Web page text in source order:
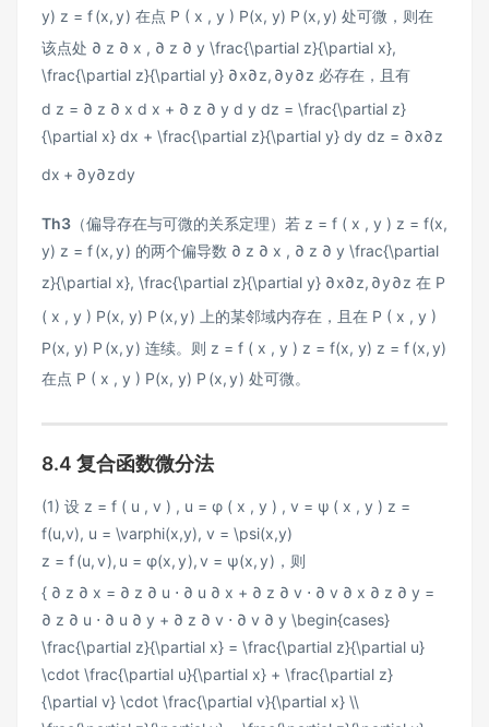
y) z = f(x,y) 在点 P ( x , y ) P(x, y) P (x,y) 处可微，则在
该点处 ∂ z ∂ x , ∂ z ∂ y \frac{\partial z}{\partial x},
\frac{\partial z}{\partial y} ∂x∂z, ∂y∂z 必存在，且有
d z = ∂ z ∂ x d x + ∂ z ∂ y d y dz = \frac{\partial z}
{\partial x} dx + \frac{\partial z}{\partial y} dy dz = ∂x∂z
dx + ∂y∂zdy
Th3 （偏导存在与可微的关系定理）若 z = f ( x , y ) z = f(x,
y) z = f(x,y) 的两个偏导数 ∂ z ∂ x , ∂ z ∂ y \frac{\partial
z}{\partial x}, \frac{\partial z}{\partial y} ∂x∂z, ∂y∂z 在 P
( x , y ) P(x, y) P (x,y) 上的某邻域内存在，且在 P ( x , y )
P(x, y) P (x,y) 连续。则 z = f ( x , y ) z = f(x, y) z = f(x,y)
在点 P ( x , y ) P(x, y) P (x,y) 处可微。
8.4 复合函数微分法
(1) 设 z = f ( u , v ) , u = φ ( x , y ) , v = ψ ( x , y ) z =
f(u,v), u = \varphi(x,y), v = \psi(x,y)
z = f(u,v), u = φ(x,y),v = ψ(x,y) ，则
{ ∂ z ∂ x = ∂ z ∂ u ⋅ ∂ u ∂ x + ∂ z ∂ v ⋅ ∂ v ∂ x ∂ z ∂ y =
∂ z ∂ u ⋅ ∂ u ∂ y + ∂ z ∂ v ⋅ ∂ v ∂ y \begin{cases}
\frac{\partial z}{\partial x} = \frac{\partial z}{\partial u}
\cdot \frac{\partial u}{\partial x} + \frac{\partial z}
{\partial v} \cdot \frac{\partial v}{\partial x} \\